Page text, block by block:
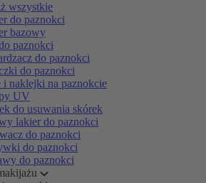
wszystkie
do paznokci
bazowy
paznokci
do paznokci
do paznokci
i naklejki na paznokcie
UV
do usuwania skórek
lakier do paznokci
do paznokci
do paznokci
do paznokci